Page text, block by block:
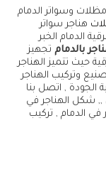
وسواتر الدمام
هناجر سواتر
الدمام الخبر
بالدمام تجهيز
حيث تتميز الهناجر
وتركيب الهناجر
الجودة , اتصل بنا
,, شكل الهناجر في
في الدمام , تركيب